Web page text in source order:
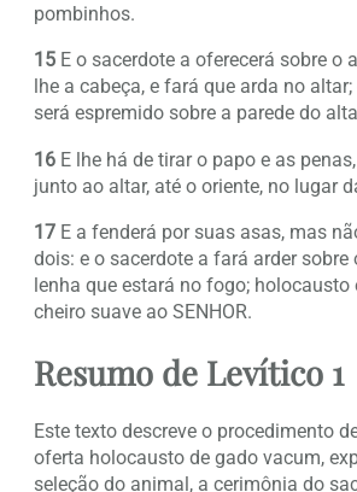
pombinhos.
15 E o sacerdote a oferecerá sobre o
lhe a cabeça, e fará que arda no
será espremido sobre a parede do
16 E lhe há de tirar o papo e as
junto ao altar, até o oriente, no lugar
17 E a fenderá por suas asas, mas
dois: e o sacerdote a fará arder sobre
lenha que estará no fogo; holocausto
cheiro suave ao SENHOR.
Resumo de Levítico 1
Este texto descreve o procedimento
oferta holocausto de gado vacum,
seleção do animal, a cerimônia do